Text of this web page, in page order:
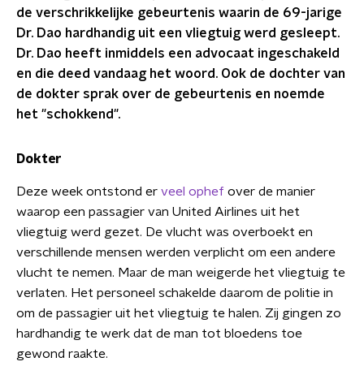
de verschrikkelijke gebeurtenis waarin de 69-jarige
Dr. Dao hardhandig uit een vliegtuig werd gesleept.
Dr. Dao heeft inmiddels een advocaat ingeschakeld
en die deed vandaag het woord. Ook de dochter van
de dokter sprak over de gebeurtenis en noemde
het "schokkend".
Dokter
Deze week ontstond er veel ophef over de manier
waarop een passagier van United Airlines uit het
vliegtuig werd gezet. De vlucht was overboekt en
verschillende mensen werden verplicht om een andere
vlucht te nemen. Maar de man weigerde het vliegtuig te
verlaten. Het personeel schakelde daarom de politie in
om de passagier uit het vliegtuig te halen. Zij gingen zo
hardhandig te werk dat de man tot bloedens toe
gewond raakte.